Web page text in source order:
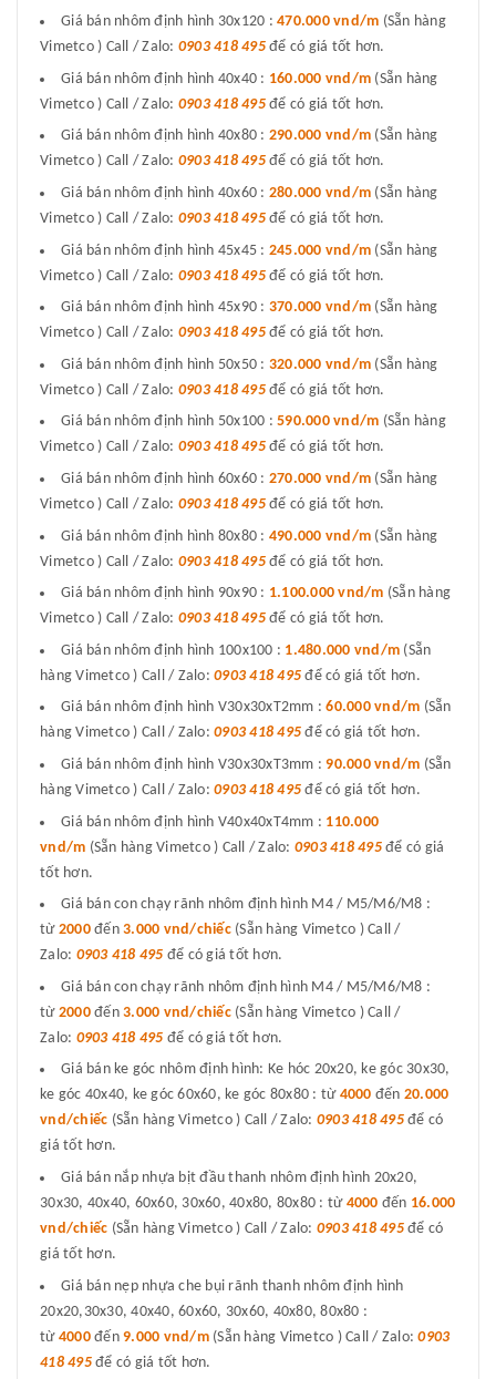
Giá bán nhôm định hình 30x120 : 470.000 vnd/m (Sẵn hàng
Vimetco ) Call / Zalo: 0903 418 495để có giá tốt hơn.
Giá bán nhôm định hình 40x40 : 160.000 vnd/m (Sẵn hàng
Vimetco ) Call / Zalo: 0903 418 495để có giá tốt hơn.
Giá bán nhôm định hình 40x80 : 290.000 vnd/m (Sẵn hàng
Vimetco ) Call / Zalo: 0903 418 495để có giá tốt hơn.
Giá bán nhôm định hình 40x60 : 280.000 vnd/m (Sẵn hàng
Vimetco ) Call / Zalo: 0903 418 495để có giá tốt hơn.
Giá bán nhôm định hình 45x45 : 245.000 vnd/m (Sẵn hàng
Vimetco ) Call / Zalo: 0903 418 495 để có giá tốt hơn.
Giá bán nhôm định hình 45x90 : 370.000 vnd/m (Sẵn hàng
Vimetco ) Call / Zalo: 0903 418 495để có giá tốt hơn.
Giá bán nhôm định hình 50x50 : 320.000 vnd/m (Sẵn hàng
Vimetco ) Call / Zalo: 0903 418 495để có giá tốt hơn.
Giá bán nhôm định hình 50x100 : 590.000 vnd/m (Sẵn hàng
Vimetco ) Call / Zalo: 0903 418 495để có giá tốt hơn.
Giá bán nhôm định hình 60x60 : 270.000 vnd/m (Sẵn hàng
Vimetco ) Call / Zalo: 0903 418 495để có giá tốt hơn.
Giá bán nhôm định hình 80x80 : 490.000 vnd/m (Sẵn hàng
Vimetco ) Call / Zalo: 0903 418 495để có giá tốt hơn.
Giá bán nhôm định hình 90x90 : 1.100.000 vnd/m (Sẵn hàng
Vimetco ) Call / Zalo: 0903 418 495để có giá tốt hơn.
Giá bán nhôm định hình 100x100 : 1.480.000 vnd/m (Sẵn
hàng Vimetco ) Call / Zalo: 0903 418 495 để có giá tốt hơn.
Giá bán nhôm định hình V30x30xT2mm :60.000 vnd/m (Sẵn
hàng Vimetco ) Call / Zalo: 0903 418 495 để có giá tốt hơn.
Giá bán nhôm định hình V30x30xT3mm :90.000 vnd/m (Sẵn
hàng Vimetco ) Call / Zalo: 0903 418 495 để có giá tốt hơn.
Giá bán nhôm định hình V40x40xT4mm : 110.000
vnd/m (Sẵn hàng Vimetco ) Call / Zalo: 0903 418 495để có giá
tốt hơn.
Giá bán con chạy rãnh nhôm định hình M4 / M5/M6/M8 :
từ 2000đến 3.000 vnd/chiếc(Sẵn hàng Vimetco ) Call /
Zalo: 0903 418 495 để có giá tốt hơn.
Giá bán con chạy rãnh nhôm định hình M4 / M5/M6/M8 :
từ 2000đến 3.000 vnd/chiếc(Sẵn hàng Vimetco ) Call /
Zalo: 0903 418 495 để có giá tốt hơn.
Giá bán ke góc nhôm định hình: Ke hóc 20x20, ke góc 30x30,
ke góc 40x40, ke góc 60x60, ke góc 80x80 : từ 4000 đến 20.000
vnd/chiếc (Sẵn hàng Vimetco ) Call / Zalo: 0903 418 495để có
giá tốt hơn.
Giá bán nắp nhựa bịt đầu thanh nhôm định hình 20x20,
30x30, 40x40, 60x60, 30x60, 40x80, 80x80 : từ 4000 đến 16.000
vnd/chiếc (Sẵn hàng Vimetco ) Call / Zalo: 0903 418 495để có
giá tốt hơn.
Giá bán nẹp nhựa che bụi rãnh thanh nhôm định hình
20x20,30x30, 40x40, 60x60, 30x60, 40x80, 80x80 :
từ 4000đến 9.000 vnd/m(Sẵn hàng Vimetco ) Call / Zalo:0903
418 495để có giá tốt hơn.